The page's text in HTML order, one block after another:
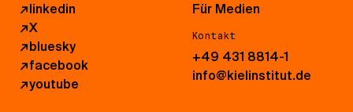
↗linkedin
↗X
↗bluesky
↗facebook
↗youtube
Für Medien
Kontakt
+49 431 8814-1
info@kielinstitut.de